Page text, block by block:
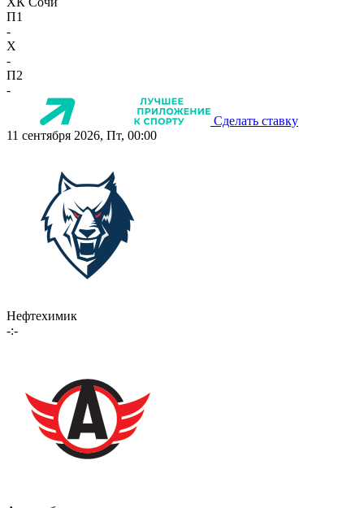
П1
-
X
-
П2
-
Сделать ставку
11 сентября 2026, Пт, 00:00
Нефтехимик
-:-